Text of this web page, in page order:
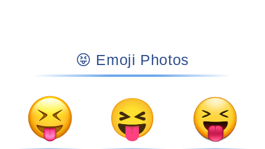
😝 Emoji Photos